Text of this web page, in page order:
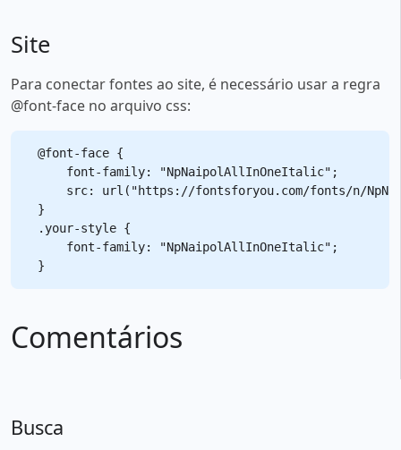
Site
Para conectar fontes ao site, é necessário usar a regra
@font-face no arquivo css:
@font-face {
    font-family: "NpNaipolAllInOneItalic";
src: url("https://fontsforyou.com/fonts/n/
}
.your-style {
    font-family: "NpNaipolAllInOneItalic";
Comentários
Busca